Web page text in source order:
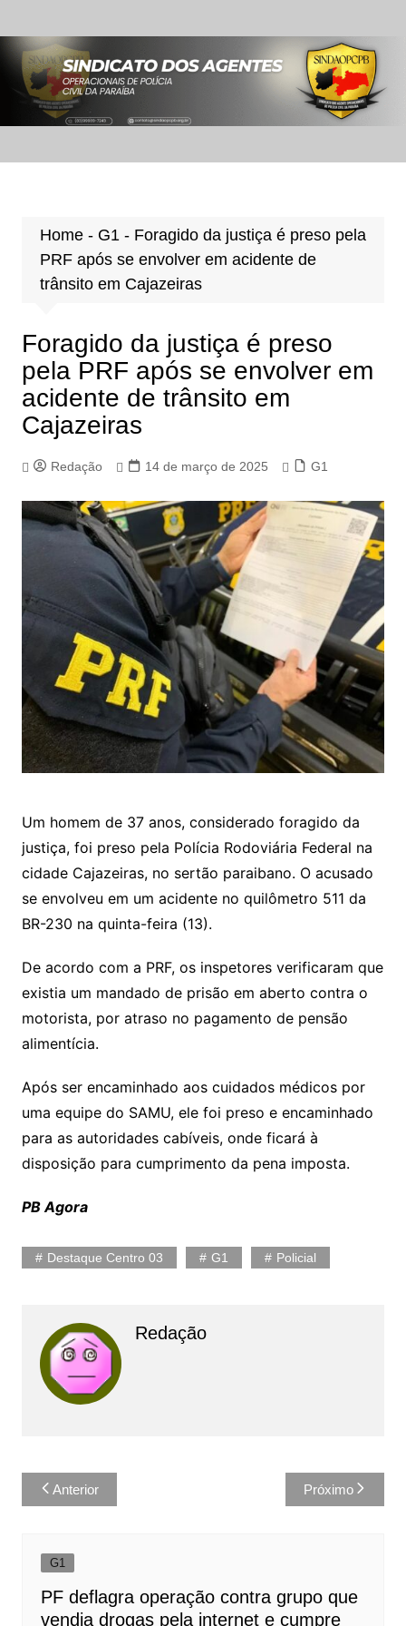
para
conteúdo
Home- G1 - Foragido da justiça é preso pela
PRF após se envolver em acidente de
trânsito em Cajazeiras
Foragido da justiça é preso
pela PRF após se envolver em
acidente de trânsito em
Cajazeiras
Redação 14 de março de 2025 G1
Um homem de 37 anos, considerado foragido da
justiça, foi preso pela Polícia Rodoviária Federal na
cidade Cajazeiras, no sertão paraibano. O acusado
se envolveu em um acidente no quilômetro 511 da
BR-230 na quinta-feira (13).
De acordo com a PRF, os inspetores verificaram que
existia um mandado de prisão em aberto contra o
motorista, por atraso no pagamento de pensão
alimentícia.
Após ser encaminhado aos cuidados médicos por
uma equipe do SAMU, ele foi preso e encaminhado
para as autoridades cabíveis, onde ficará à
disposição para cumprimento da pena imposta.
PB Agora
Destaque Centro 03 G1 Policial
Redação
Navegação
de
Anterior Próximo
G1
PF deflagra operação contra grupo que
vendia drogas pela internet e cumpre